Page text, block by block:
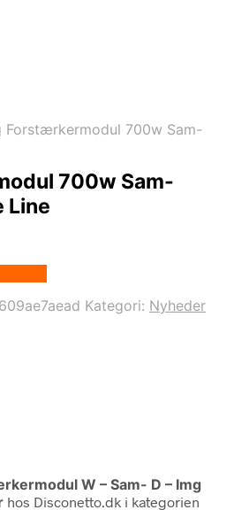
Forstærkermodul 700w Sam-
700w Sam-
Line
Kategori: Nyheder
W – Sam- D – Img
hos Disconetto.dk i kategorien